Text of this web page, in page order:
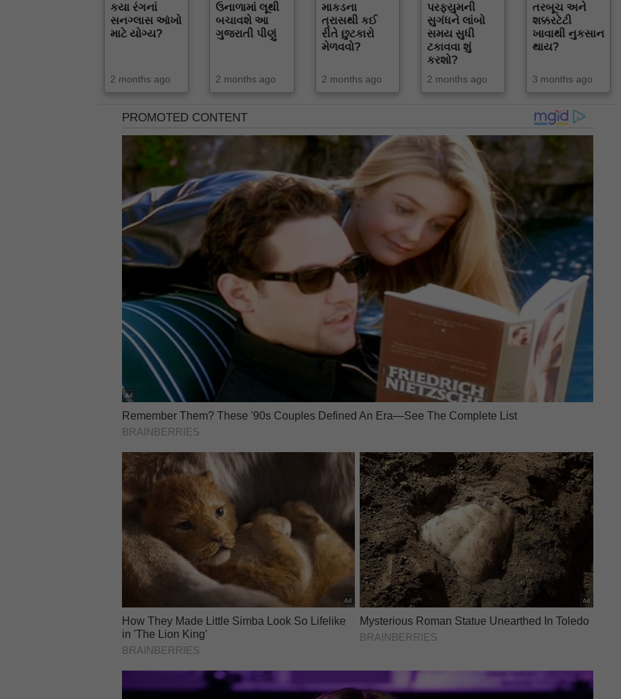
કયા રંગનાં
સનગ્લાસ આંખો
માટે યોગ્ય?
2 months ago
ઉનાળામાં લૂથી
બચાવશે આ
ગુજરાતી પીણું
2 months ago
માકડના
ત્રાસથી કઈ
રીતે છુટકારો
મેળવવો?
2 months ago
પરફ્યુમની
સુગંધને લાંબો
સમય સુધી
ટકાવવા શું
કરશો?
2 months ago
તરબૂચ અને
શક્કરટેટી
ખાવાથી નુકસાન
થાય?
3 months ago